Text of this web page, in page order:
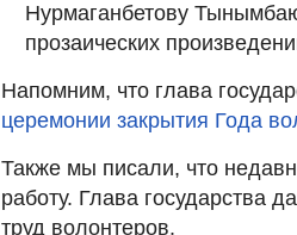
Нурмаганбетову
прозаических
Напомним, что глава
церемонии закрытия Года
Также мы писали, что
работу. Глава государства
труд волонтеров.